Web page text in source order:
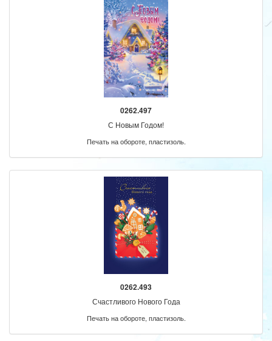
0262.497
С Новым Годом!
Печать на обороте, пластизоль.
0262.493
Счастливого Нового Года
Печать на обороте, пластизоль.